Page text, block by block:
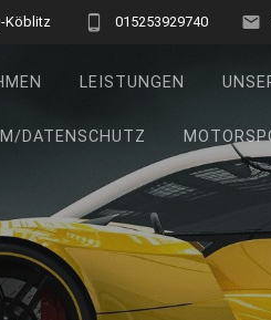
Köblitz 015253929740
LEISTUNGEN
DATENSCHUTZ